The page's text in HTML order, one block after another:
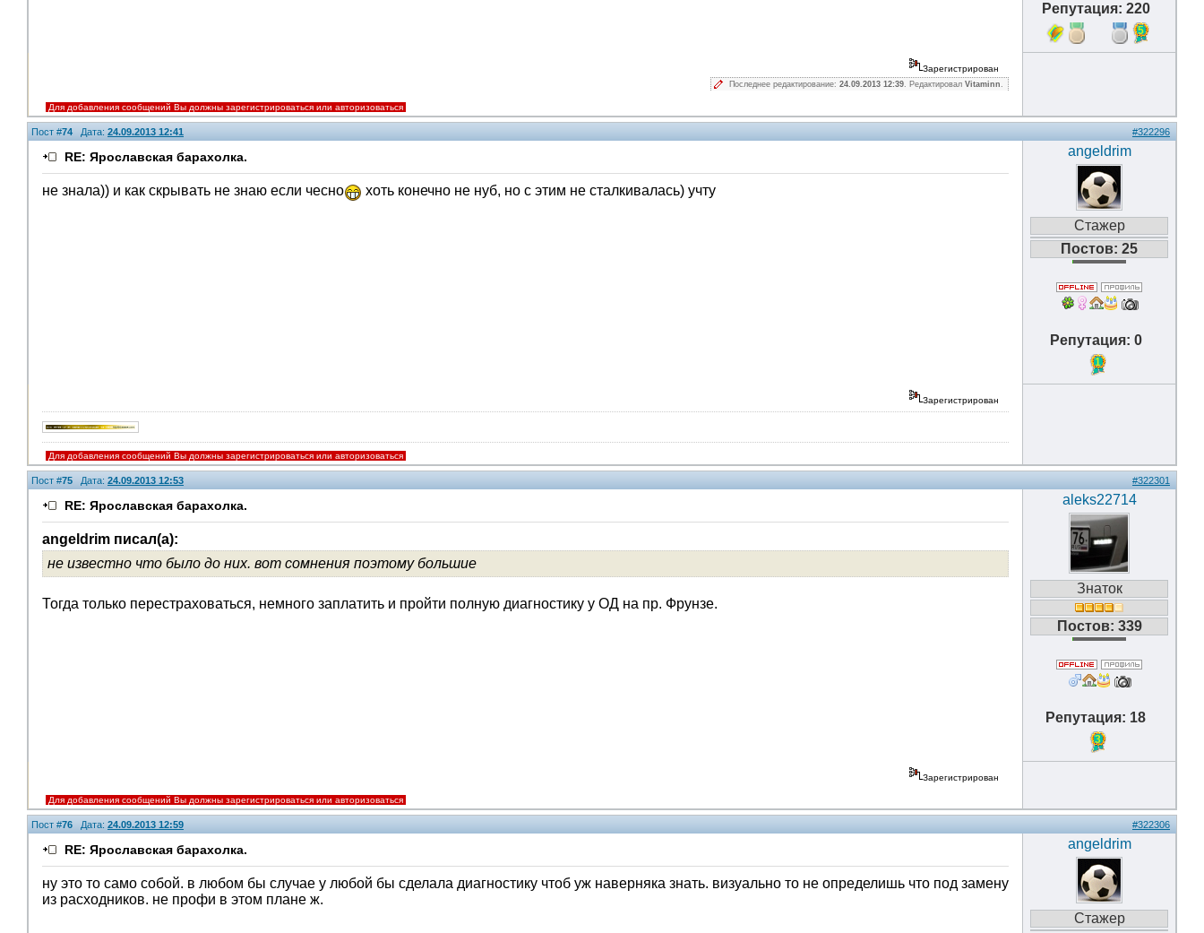
Репутация: 220
5
Зарегистрирован
Последнее редактирование: 24.09.2013 12:39. Редактировал Vitaminn.
Для добавления сообщений Вы должны зарегистрироваться или авторизоваться
Пост #74Дата: 24.09.2013 12:41 #322296
RE: Ярославская барахолка.
не знала)) и как скрывать не знаю если чесно хоть конечно не нуб, но с этим не сталкивалась) учту
angeldrim
Стажер
Постов: 25
Репутация: 0
1
Зарегистрирован
Для добавления сообщений Вы должны зарегистрироваться или авторизоваться
Пост #75 Дата: 24.09.2013 12:53 #322301
RE: Ярославская барахолка.
angeldrim писал(а):
не известно что было до них. вот сомнения поэтому большие
Тогда только перестраховаться, немного заплатить и пройти полную диагностику у ОД на пр. Фрунзе.
aleks22714
Знаток
Постов: 339
Репутация: 18
3
Зарегистрирован
Для добавления сообщений Вы должны зарегистрироваться или авторизоваться
Пост #76 Дата: 24.09.2013 12:59 #322306
RE: Ярославская барахолка.
ну это то само собой. в любом бы случае у любой бы сделала диагностику чтоб уж наверняка знать. визуально то не определишь что под замену
из расходников. не профи в этом плане ж.
angeldrim
Стажер